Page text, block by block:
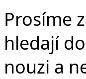
Prosíme
hledají
nouzi a